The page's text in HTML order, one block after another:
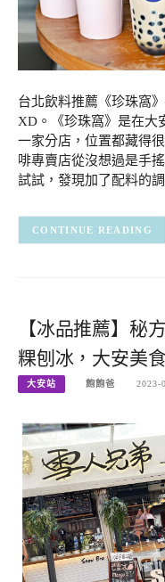
台北飲料推薦《珍珠窩
XD。《珍珠窩》是在大
一家分店，位置都藏得
啡專賣店從沒想過是手
試試，發現加了配料的
CONTINUE READING
【冰品推薦】秘
粿刨冰，大安美
大安站 飽飽爸 2023-